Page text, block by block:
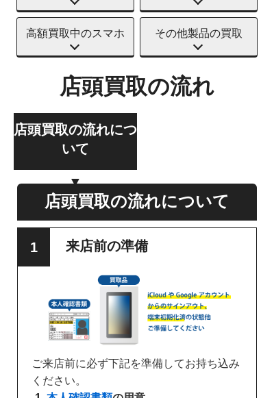
高額買取中のスマホ その他製品の買取
店頭買取の流れ
店頭買取の流れにつ
いて
店頭買取の流れについて
来店前の準備
ご来店前に必ず下記を準備してお持ち込み
ください。